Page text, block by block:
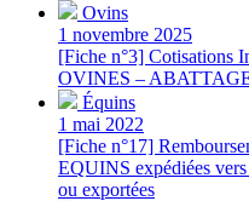
Ovins
1 novembre 2025
[Fiche n°3] Cotisations
OVINES –
Équins
1 mai 2022
[Fiche n°17]
EQUINS expédiées
ou exportées